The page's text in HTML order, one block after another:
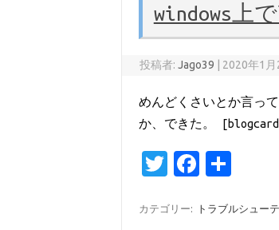
o
k
windows上
投稿者:Jago39 2020年1月
めんどくさいとか言っ
か、できた。
T
it
Fa
e
カテゴリー: トラブルシュー